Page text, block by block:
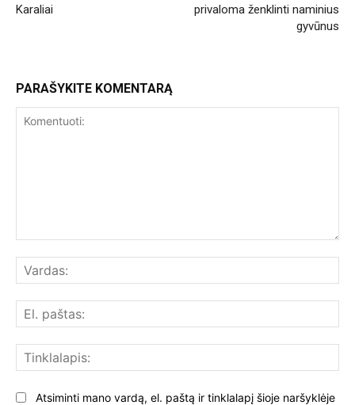
Karaliai
privaloma ženklinti naminius
gyvūnus
PARAŠYKITE KOMENTARĄ
Atsiminti mano vardą, el. paštą ir tinklalapį šioje naršyklėje